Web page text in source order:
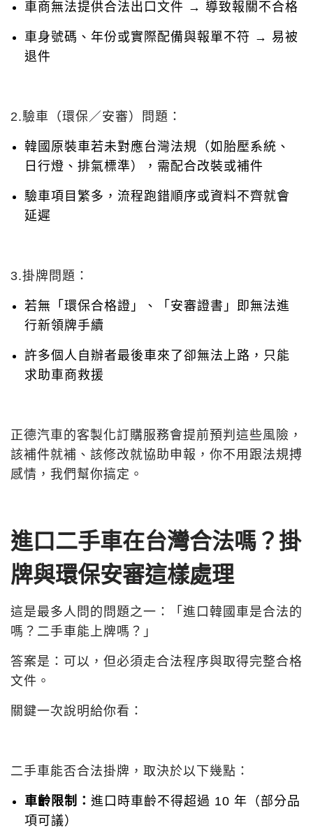
車商無法提供合法出口文件 → 導致報關不合格
車身號碼、年份或實際配備與報單不符 → 易被
退件
2.驗車（環保／安審）問題：
韓國原裝車若未對應台灣法規（如胎壓系統、
日行燈、排氣標準），需配合改裝或補件
驗車項目繁多，流程跑錯順序或資料不齊就會
延遲
3.掛牌問題：
若無「環保合格證」、「安審證書」即無法進
行新領牌手續
許多個人自辦者最後車來了卻無法上路，只能
求助車商救援
正德汽車的客製化訂購服務會提前預判這些風險，
該補件就補、該修改就協助申報，你不用跟法規搏
感情，我們幫你搞定。
進口二手車在台灣合法嗎？掛
牌與環保安審這樣處理
這是最多人問的問題之一：「進口韓國車是合法的
嗎？二手車能上牌嗎？」
答案是：可以，但必須走合法程序與取得完整合格
文件。
關鍵一次說明給你看：
二手車能否合法掛牌，取決於以下幾點：
車齡限制： 進口時車齡不得超過 10 年（部分品
項可議）